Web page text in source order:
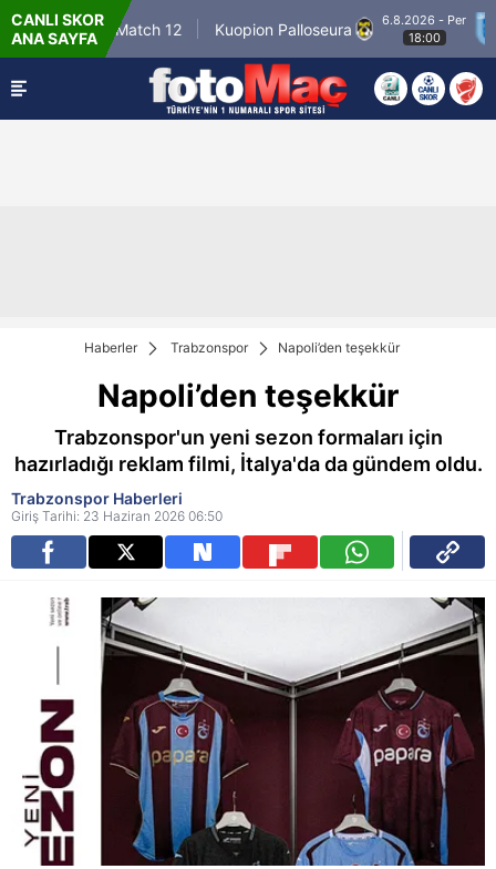
CANLI SKOR
ANA SAYFA
Winner Match 12 Kuopion Palloseura
6.8.2026 - Per
18:00
Haberler Trabzonspor Napoli’den teşekkür
Napoli’den teşekkür
Trabzonspor'un yeni sezon formaları için
hazırladığı reklam filmi, İtalya'da da gündem oldu.
Trabzonspor Haberleri
Giriş Tarihi: 23 Haziran 2026 06:50